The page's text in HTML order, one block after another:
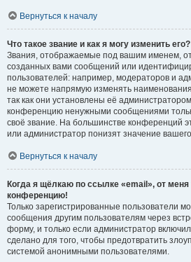
Вернуться к началу
Что такое звание и как я могу изменить его?
Звания, отображаемые под вашим именем,
созданных вами сообщений или
пользователей: например, модераторов и
не можете напрямую изменять
так как они установлены её
конференцию ненужными сообщениями
своё звание. На большинстве конференций
или администратор понизят значение
Вернуться к началу
Когда я щёлкаю по ссылке «email», от меня
конференцию!
Только зарегистрированные пользователи
сообщения другим пользователям через
форму, и только если администратор
сделано для того, чтобы предотвратить
системой анонимными пользователями.